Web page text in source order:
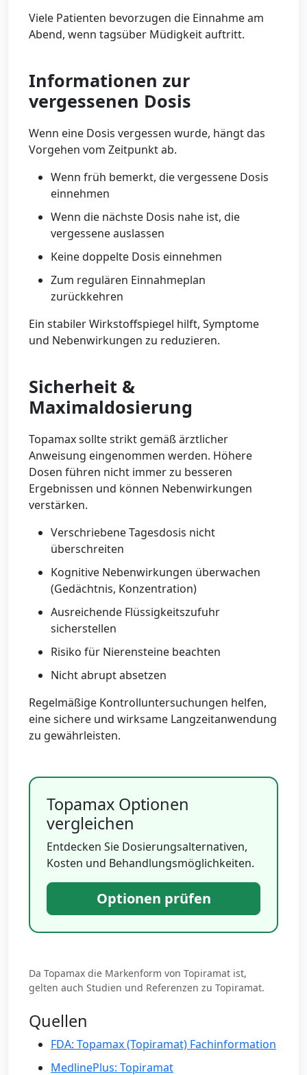
Viele Patienten bevorzugen die Einnahme am
Abend, wenn tagsüber Müdigkeit auftritt.
Informationen zur
vergessenen Dosis
Wenn eine Dosis vergessen wurde, hängt das
Vorgehen vom Zeitpunkt ab.
Wenn früh bemerkt, die vergessene Dosis
einnehmen
Wenn die nächste Dosis nahe ist, die
vergessene auslassen
Keine doppelte Dosis einnehmen
Zum regulären Einnahmeplan
zurückkehren
Ein stabiler Wirkstoffspiegel hilft, Symptome
und Nebenwirkungen zu reduzieren.
Sicherheit &
Maximaldosierung
Topamax sollte strikt gemäß ärztlicher
Anweisung eingenommen werden. Höhere
Dosen führen nicht immer zu besseren
Ergebnissen und können Nebenwirkungen
verstärken.
Verschriebene Tagesdosis nicht
überschreiten
Kognitive Nebenwirkungen überwachen
(Gedächtnis, Konzentration)
Ausreichende Flüssigkeitszufuhr
sicherstellen
Risiko für Nierensteine beachten
Nicht abrupt absetzen
Regelmäßige Kontrolluntersuchungen helfen,
eine sichere und wirksame Langzeitanwendung
zu gewährleisten.
Topamax Optionen
vergleichen
Entdecken Sie Dosierungsalternativen,
Kosten und Behandlungsmöglichkeiten.
Optionen prüfen
Da Topamax die Markenform von Topiramat ist,
gelten auch Studien und Referenzen zu Topiramat.
Quellen
FDA: Topamax (Topiramat) Fachinformation
MedlinePlus: Topiramat